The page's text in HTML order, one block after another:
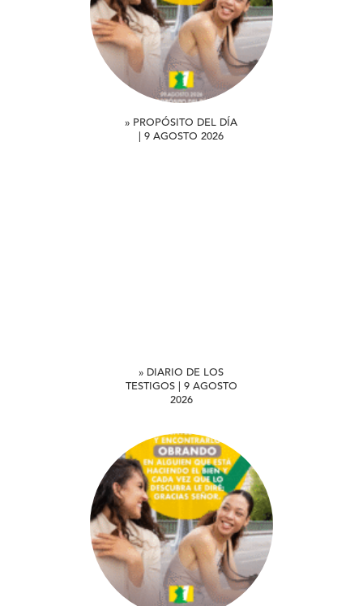
» PROPÓSITO DEL DÍA
| 9 AGOSTO 2026
» DIARIO DE LOS
TESTIGOS | 9 AGOSTO
2026